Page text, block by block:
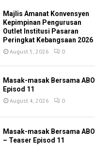
Majlis Amanat Konvensyen
Kepimpinan Pengurusan
Outlet Institusi Pasaran
Peringkat Kebangsaan 2026
August 5, 2026 0
Masak-masak Bersama ABO
Episod 11
August 4, 2026 0
Masak-masak Bersama ABO
– Teaser Episod 11